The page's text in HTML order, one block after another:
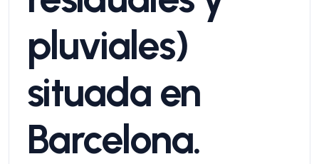
pluviales)
situada en
Barcelona.